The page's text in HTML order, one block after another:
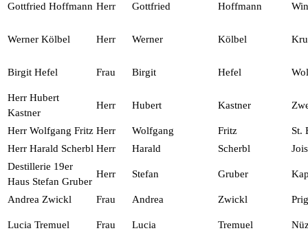
Gottfried Hoffmann Herr Gottfried Hoffmann
Werner Kölbel Herr Werner Kölbel
Birgit Hefel Frau Birgit Hefel
Herr Hubert
Kastner
Herr Hubert Kastner
Herr Wolfgang Fritz Herr Wolfgang Fritz
St.
Herr Harald Scherbl Herr Harald Scherbl
Jois
Destillerie 19er
Haus Stefan Gruber
Herr Stefan Gruber
Andrea Zwickl Frau Andrea Zwickl
Lucia Tremuel Frau Lucia Tremuel